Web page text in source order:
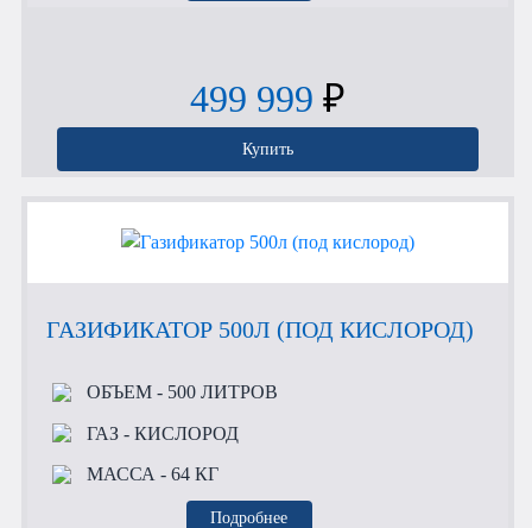
499 999 ₽
Купить
ГАЗИФИКАТОР 500Л (ПОД КИСЛОРОД)
ОБЪЕМ- 500 ЛИТРОВ
ГАЗ- КИСЛОРОД
МАССА - 64 КГ
Подробнее